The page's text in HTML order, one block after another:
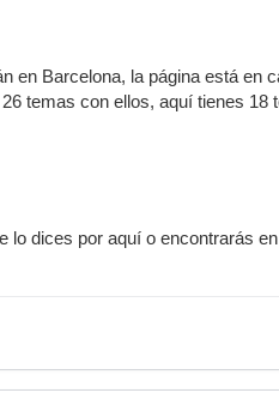
en Barcelona, la página está en
temas con ellos, aquí tienes 18
dices por aquí o encontrarás